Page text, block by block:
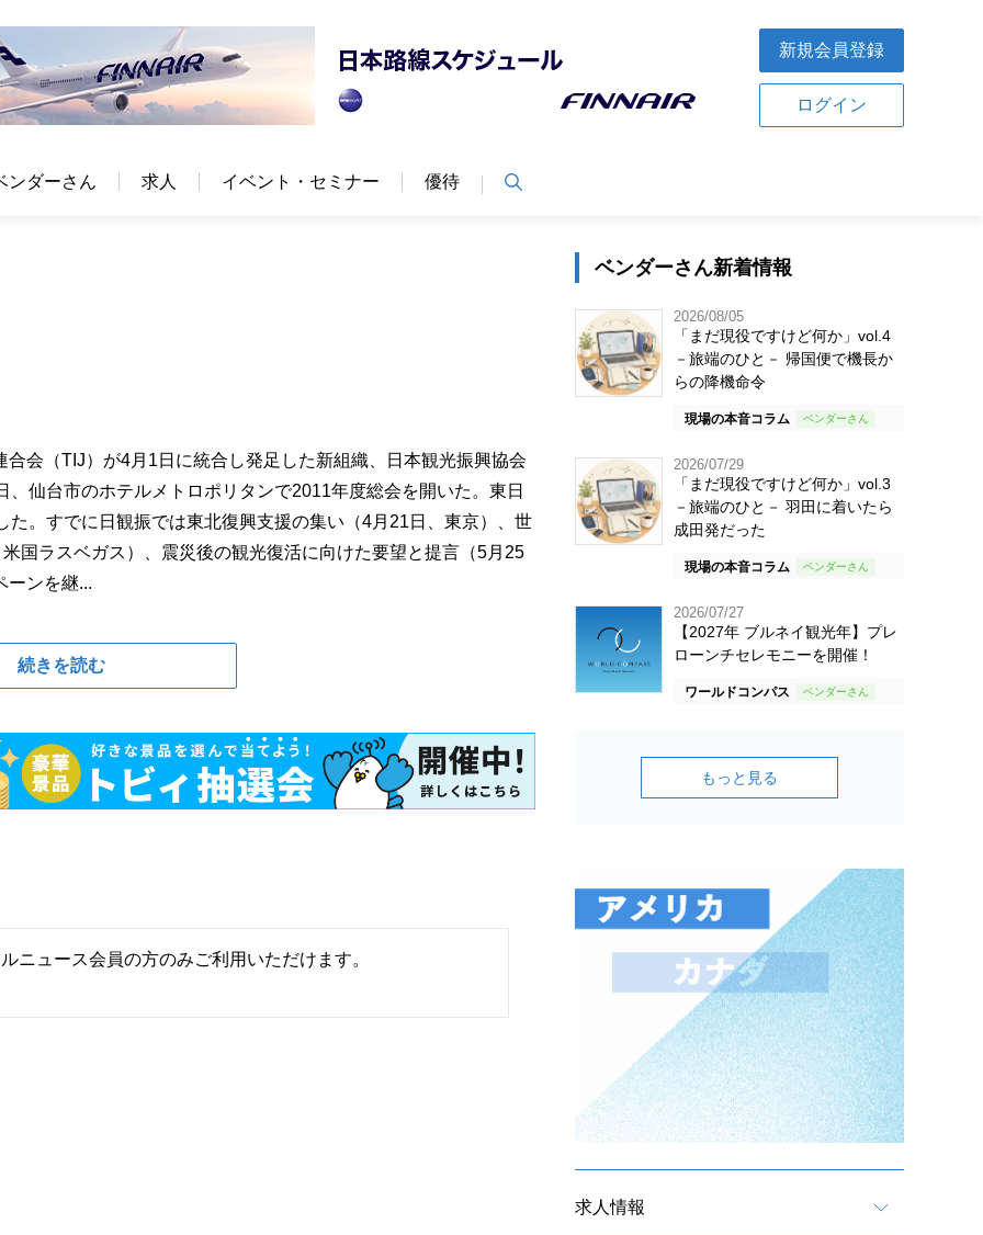
新規会員登録
ログイン
ンダーさん 求人 イベント・セミナー 優待
会（TIJ）が4月1日に統合し発足した新組織、日本観光振興協会
、仙台市のホテルメトロポリタンで2011年度総会を開いた。東日
。すでに日観振では東北復興支援の集い（4月21日、東京）、世
国ラスベガス）、震災後の観光復活に向けた要望と提言（5月25
ーンを継...
続きを読む
ニュース会員の方のみご利用いただけます。
ベンダーさん新着情報
2026/08/05
「まだ現役ですけど何か」vol.4
－旅端のひと－ 帰国便で機長か
らの降機命令
現場の本音コラム
2026/07/29
「まだ現役ですけど何か」vol.3
－旅端のひと－ 羽田に着いたら
成田発だった
現場の本音コラム
2026/07/27
【2027年 ブルネイ観光年】プレ
ローンチセレモニーを開催！
ワールドコンパス
もっと見る
求人情報